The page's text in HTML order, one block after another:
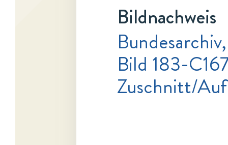
Bildnachweis
Bild 183-
Zuschnitt/